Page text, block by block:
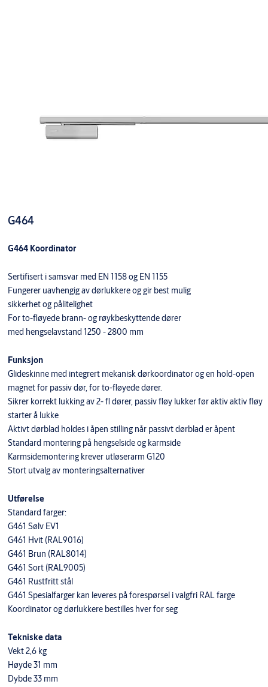
G464
G464 Koordinator
Sertifisert i samsvar med EN 1158 og EN 1155
Fungerer uavhengig av dørlukkere og gir best mulig
sikkerhet og pålitelighet
For to-fløyede brann- og røykbeskyttende dører
med hengselavstand 1250 - 2800 mm
Funksjon
Glideskinne med integrert mekanisk dørkoordinator og en hold-open
magnet for passiv dør, for to-fløyede dører.
Sikrer korrekt lukking av 2- fl dører, passiv fløy lukker før aktiv aktiv fløy
starter å lukke
Aktivt dørblad holdes i åpen stilling når passivt dørblad er åpent
Standard montering på hengselside og karmside
Karmsidemontering krever utløserarm G120
Stort utvalg av monteringsalternativer
Utførelse
Standard farger:
G461 Sølv EV1
G461 Hvit (RAL9016)
G461 Brun (RAL8014)
G461 Sort (RAL9005)
G461 Rustfritt stål
G461 Spesialfarger kan leveres på forespørsel i valgfri RAL farge
Koordinator og dørlukkere bestilles hver for seg
Tekniske data
Vekt 2,6 kg
Høyde 31 mm
Dybde 33 mm